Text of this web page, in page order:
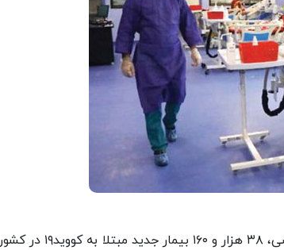
از دیروز تا امروز ۱۳ بهمن ماه ۱۴۰۰ و بر اساس معیارهای قطعی تشخیصی، ۳۸ هزار و ۱۶۰ بیمار جدید مبتلا به کووید۱۹ در کشور